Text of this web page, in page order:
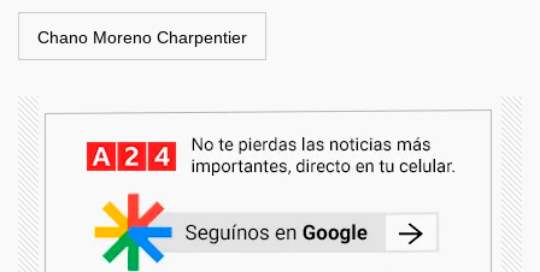
Chano Moreno Charpentier